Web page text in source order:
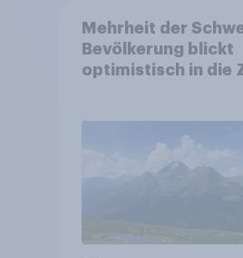
Mehrheit der
Bevölkerung blickt
optimistisch in die
Altersvorsorge